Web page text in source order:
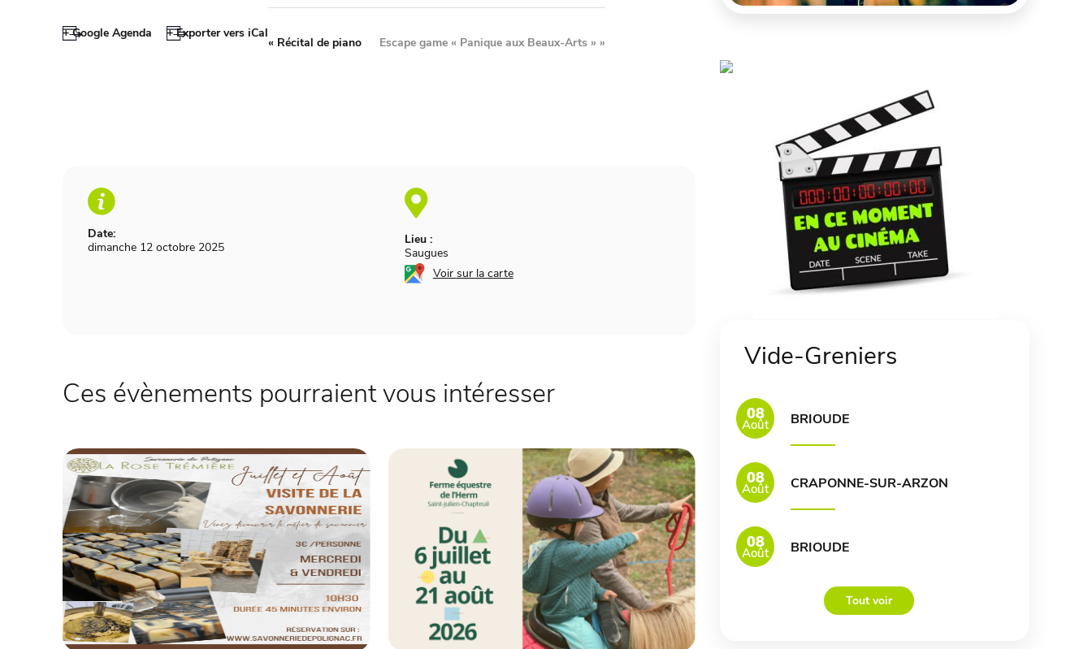
+ Google Agenda + Exporter vers iCal
Date:
dimanche 12 octobre 2025
Lieu :
Saugues
Voir sur la carte
«Récital de piano Escape game « Panique aux Beaux-Arts » »
Ces évènements pourraient vous intéresser
Vide-Greniers
08
Août BRIOUDE
08
Août CRAPONNE-SUR-ARZON
08
Août BRIOUDE
Tout voir